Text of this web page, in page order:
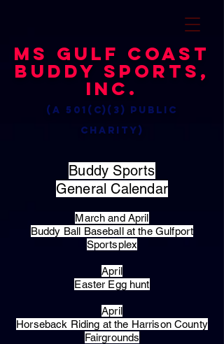
MS Gulf Coast
Buddy Sports,
Inc.
(a 501(c)(3) public
charity)
Buddy Sports
General Calendar
March and April
Buddy Ball Baseball at the Gulfport
Sportsplex
April
Easter Egg hunt
April
Horseback Riding at the Harrison County
Fairgrounds